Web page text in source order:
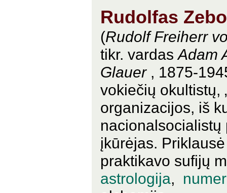
Rudolfas
(Rudolf Freiherr
tikr. vardasAdam
Glauer , 1875-
vokiečių okultistų,
organizacijos, iš
nacionalsocialistų
įkūrėjas.
praktikavo sufijų
astrologija,